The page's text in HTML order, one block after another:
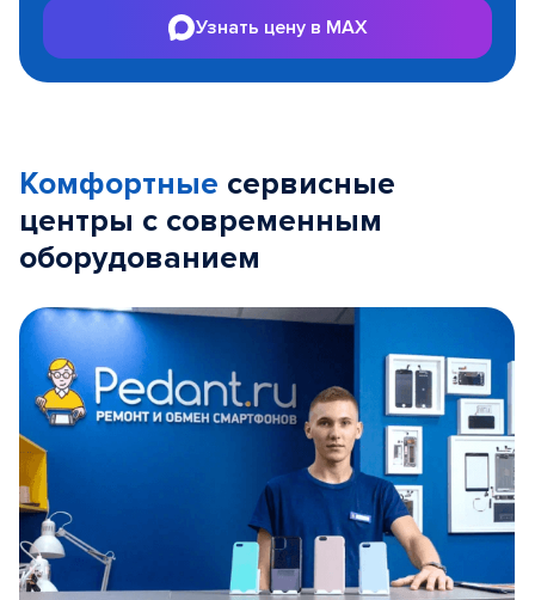
Узнать цену в MAX
Комфортные сервисные
центры с современным
оборудованием